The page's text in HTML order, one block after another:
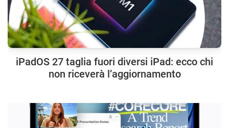
iPadOS 27 taglia fuori diversi iPad: ecco chi
non riceverà l’aggiornamento